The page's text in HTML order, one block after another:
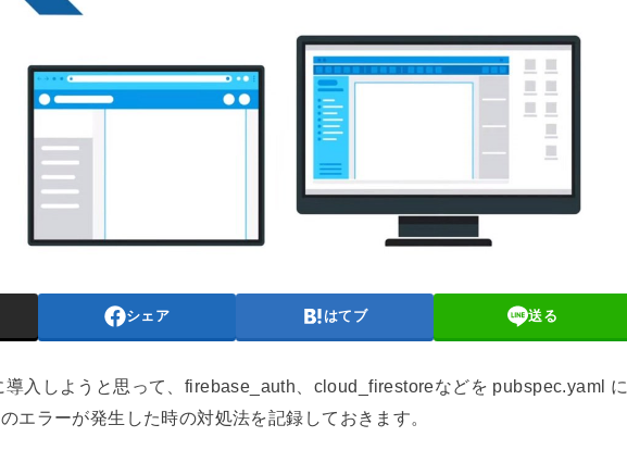
シェア はてブ 送る
入しようと思って、firebase_auth、cloud_firestoreなどを pubspec.yaml に
エラーが発生した時の対処法を記録しておきます。